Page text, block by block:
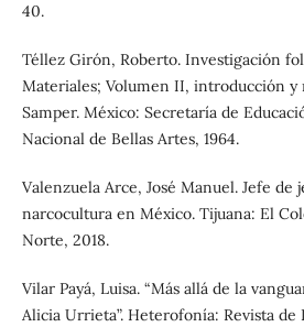
40.
Téllez Girón, Roberto. Investigación
Materiales; Volumen II, introducción y
Samper. México: Secretaría de
Nacional de Bellas Artes, 1964.
Valenzuela Arce, José Manuel. Jefe de
narcocultura en México. Tijuana: El
Norte, 2018.
Vilar Payá, Luisa. “Más allá de la
Alicia Urrieta”. Heterofonía: Revista